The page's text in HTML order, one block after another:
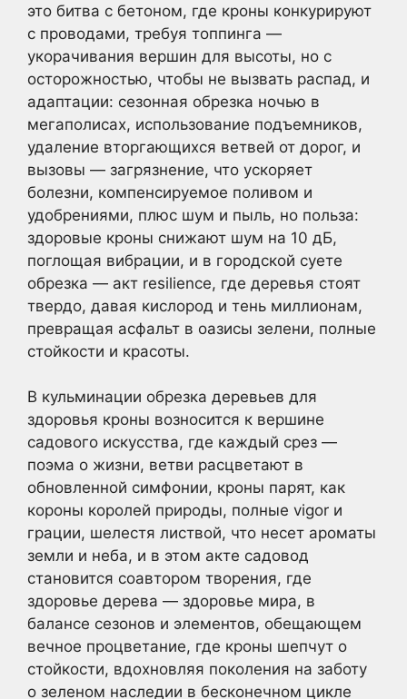
это битва с бетоном, где кроны конкурируют
с проводами, требуя топпинга —
укорачивания вершин для высоты, но с
осторожностью, чтобы не вызвать распад, и
адаптации: сезонная обрезка ночью в
мегаполисах, использование подъемников,
удаление вторгающихся ветвей от дорог, и
вызовы — загрязнение, что ускоряет
болезни, компенсируемое поливом и
удобрениями, плюс шум и пыль, но польза:
здоровые кроны снижают шум на 10 дБ,
поглощая вибрации, и в городской суете
обрезка — акт resilience, где деревья стоят
твердо, давая кислород и тень миллионам,
превращая асфальт в оазисы зелени, полные
стойкости и красоты.
В кульминации обрезка деревьев для
здоровья кроны возносится к вершине
садового искусства, где каждый срез —
поэма о жизни, ветви расцветают в
обновленной симфонии, кроны парят, как
короны королей природы, полные vigor и
грации, шелестя листвой, что несет ароматы
земли и неба, и в этом акте садовод
становится соавтором творения, где
здоровье дерева — здоровье мира, в
балансе сезонов и элементов, обещающем
вечное процветание, где кроны шепчут о
стойкости, вдохновляя поколения на заботу
о зеленом наследии в бесконечном цикле